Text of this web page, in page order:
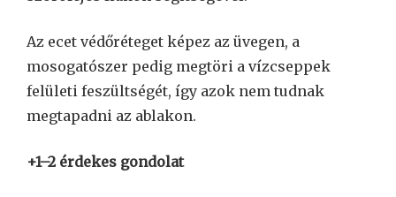
Az ecet védőréteget képez az üvegen, a
mosogatószer pedig megtöri a vízcseppek
felületi feszültségét, így azok nem tudnak
megtapadni az ablakon.
+1–2 érdekes gondolat